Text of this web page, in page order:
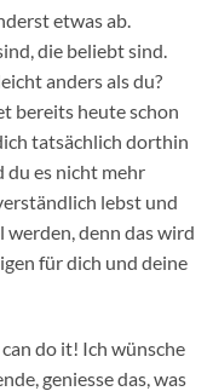
etwas ab.
die beliebt sind.
anders als du?
bereits heute schon
tatsächlich dorthin
du es nicht mehr
lebst und
werden, denn das wird
für dich und deine
do it! Ich wünsche
geniesse das, was